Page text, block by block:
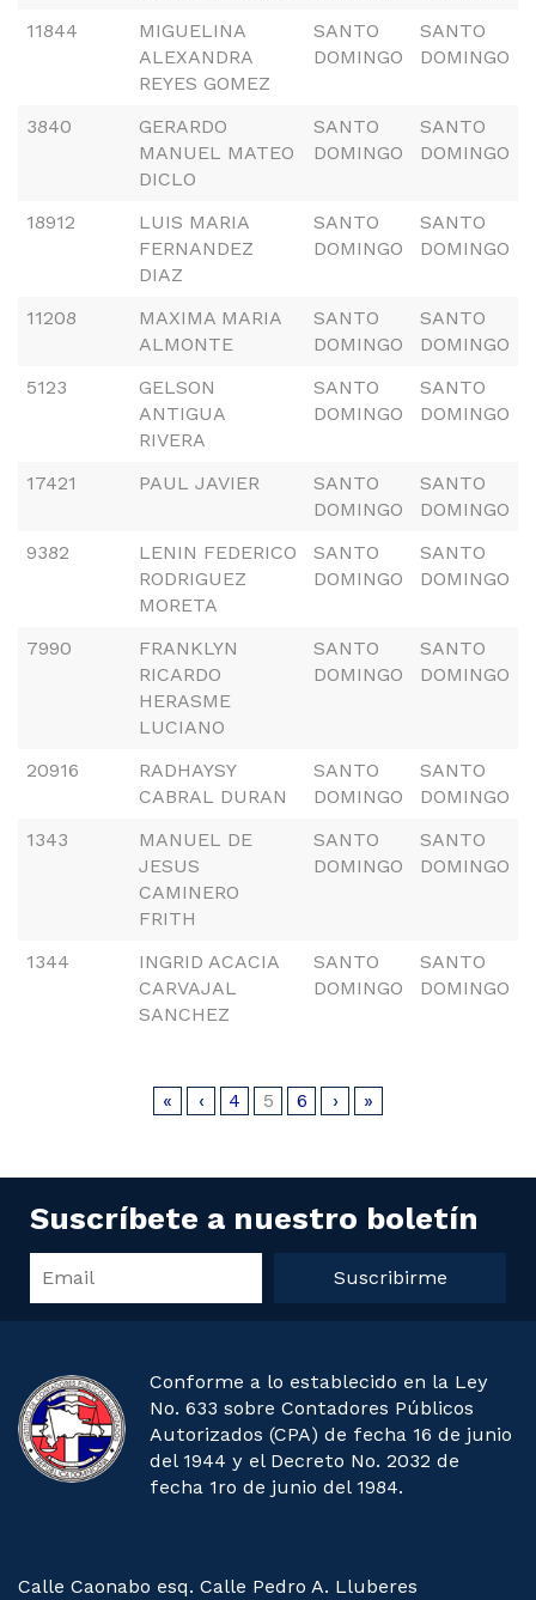
11844
MIGUELINA
ALEXANDRA
REYES GOMEZ
SANTO
DOMINGO
SANTO
DOMINGO
3840
GERARDO
MANUEL MATEO
DICLO
SANTO
DOMINGO
SANTO
DOMINGO
18912
LUIS MARIA
FERNANDEZ
DIAZ
SANTO
DOMINGO
SANTO
DOMINGO
11208
MAXIMA MARIA
ALMONTE
SANTO
DOMINGO
SANTO
DOMINGO
5123
GELSON
ANTIGUA
RIVERA
SANTO
DOMINGO
SANTO
DOMINGO
17421 PAUL JAVIER
SANTO
DOMINGO
SANTO
DOMINGO
9382
LENIN FEDERICO
RODRIGUEZ
MORETA
SANTO
DOMINGO
SANTO
DOMINGO
7990
FRANKLYN
RICARDO
HERASME
LUCIANO
SANTO
DOMINGO
SANTO
DOMINGO
20916
RADHAYSY
CABRAL DURAN
SANTO
DOMINGO
SANTO
DOMINGO
1343
MANUEL DE
JESUS
CAMINERO
FRITH
SANTO
DOMINGO
SANTO
DOMINGO
1344
INGRID ACACIA
CARVAJAL
SANCHEZ
SANTO
DOMINGO
SANTO
DOMINGO
« ‹ 4 5 6 › »
Suscríbete a nuestro boletín
Suscribirme
Conforme a lo establecido en la Ley
No. 633 sobre Contadores Públicos
Autorizados (CPA) de fecha 16 de junio
del 1944 y el Decreto No. 2032 de
fecha 1ro de junio del 1984.
Calle Caonabo esq. Calle Pedro A. Lluberes